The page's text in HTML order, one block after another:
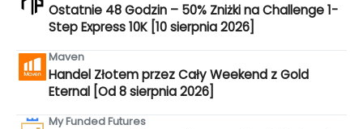
Ostatnie 48 Godzin – 50% Zniżki na Challenge 1-
Step Express 10K [10 sierpnia 2026]
Maven
Handel Złotem przez Cały Weekend z Gold
Eternal [Od 8 sierpnia 2026]
My Funded Futures